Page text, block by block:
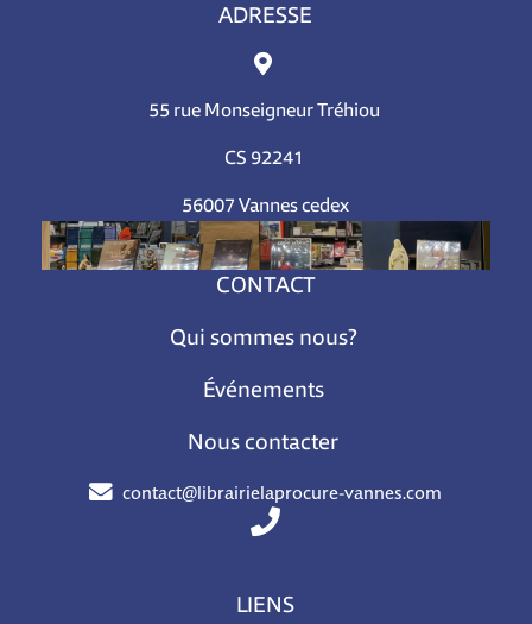
ADRESSE
55 rue Monseigneur Tréhiou
CS 92241
56007 Vannes cedex
CONTACT
Qui sommes nous?
Événements
Nous contacter
contact@librairielaprocure-vannes.com
LIENS